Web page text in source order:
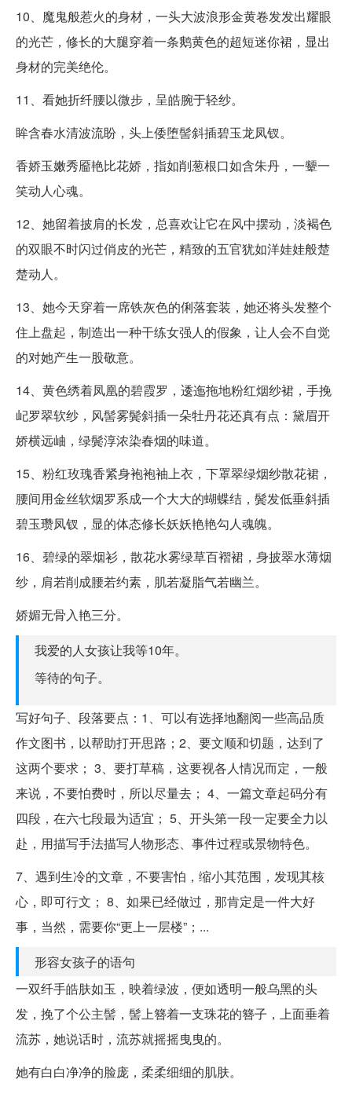
10、魔鬼般惹火的身材，一头大波浪形金黄卷发发出耀眼
的光芒，修长的大腿穿着一条鹅黄色的超短迷你裙，显出
身材的完美绝伦。
11、看她折纤腰以微步，呈皓腕于轻纱。
眸含春水清波流盼，头上倭堕髻斜插碧玉龙凤钗。
香娇玉嫩秀靥艳比花娇，指如削葱根口如含朱丹，一颦一
笑动人心魂。
12、她留着披肩的长发，总喜欢让它在风中摆动，淡褐色
的双眼不时闪过俏皮的光芒，精致的五官犹如洋娃娃般楚
楚动人。
13、她今天穿着一席铁灰色的俐落套装，她还将头发整个
住上盘起，制造出一种干练女强人的假象，让人会不自觉
的对她产生一股敬意。
14、黄色绣着凤凰的碧霞罗，逶迤拖地粉红烟纱裙，手挽
屺罗翠软纱，风髻雾鬓斜插一朵牡丹花还真有点：黛眉开
娇横远岫，绿鬓淳浓染春烟的味道。
15、粉红玫瑰香紧身袍袍袖上衣，下罩翠绿烟纱散花裙，
腰间用金丝软烟罗系成一个大大的蝴蝶结，鬓发低垂斜插
碧玉瓒凤钗，显的体态修长妖妖艳艳勾人魂魄。
16、碧绿的翠烟衫，散花水雾绿草百褶裙，身披翠水薄烟
纱，肩若削成腰若约素，肌若凝脂气若幽兰。
娇媚无骨入艳三分。
我爱的人女孩让我等10年。
等待的句子。
写好句子、段落要点：1、可以有选择地翻阅一些高品质
作文图书，以帮助打开思路；2、要文顺和切题，达到了
这两个要求； 3、要打草稿，这要视各人情况而定，一般
来说，不要怕费时，所以尽量去； 4、一篇文章起码分有
四段，在六七段最为适宜； 5、开头第一段一定要全力以
赴，用描写手法描写人物形态、事件过程或景物特色。
7、遇到生冷的文章，不要害怕，缩小其范围，发现其核
心，即可行文； 8、如果已经做过，那肯定是一件大好
事，当然，需要你“更上一层楼”；...
形容女孩子的语句
一双纤手皓肤如玉，映着绿波，便如透明一般乌黑的头
发，挽了个公主髻，髻上簪着一支珠花的簪子，上面垂着
流苏，她说话时，流苏就摇摇曳曳的。
她有白白净净的脸庞，柔柔细细的肌肤。